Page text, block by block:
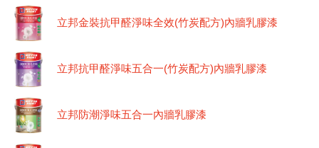
立邦金裝抗甲醛淨味全效(竹炭配方)內牆乳膠漆
立邦抗甲醛淨味五合一(竹炭配方)內牆乳膠漆
立邦防潮淨味五合一內牆乳膠漆